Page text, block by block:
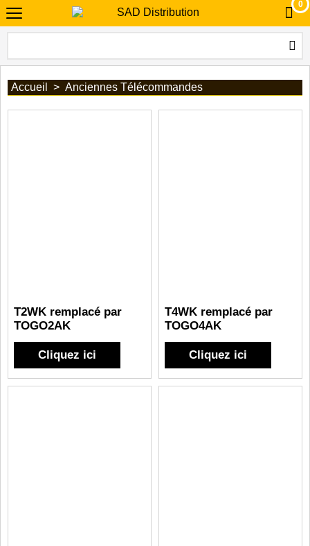
0
Accueil > Anciennes Télécommandes
T2WK remplacé par
TOGO2AK
Cliquez ici
T4WK remplacé par
TOGO4AK
Cliquez ici